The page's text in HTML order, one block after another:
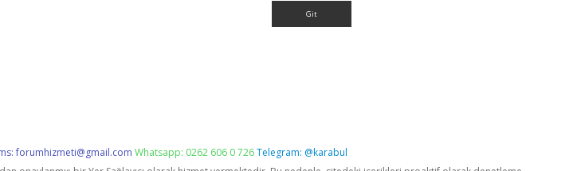
forumhizmeti@gmail.com Whatsapp: 0262 606 0 726Telegram: @karabul